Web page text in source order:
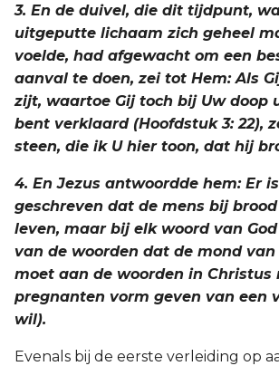
3. En de duivel, die dit tijdpunt,
uitgeputte lichaam zich geheel
voelde, had afgewacht om een
aanval te doen, zei tot Hem: Als
zijt, waartoe Gij toch bij Uw doop
bent verklaard (Hoofdstuk 3: 22),
steen, die ik U hier toon, dat hij
4. En Jezus antwoordde hem: Er
geschreven dat de mens bij
leven, maar bij elk woord van
van de woorden dat de mond
moet aan de woorden in Christus
pregnanten vorm geven van een
wil).
Evenals bij de eerste verleiding op